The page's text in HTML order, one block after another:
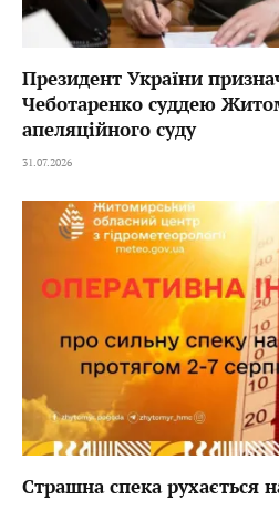
Президент України
Чеботаренко суддею
апеляційного суду
31.07.2026
Страшна спека